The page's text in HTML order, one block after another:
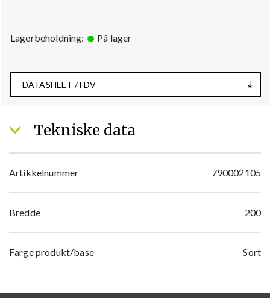
Lagerbeholdning: På lager
DATASHEET / FDV
Tekniske data
Artikkelnummer 790002105
Bredde 200
Farge produkt/base Sort